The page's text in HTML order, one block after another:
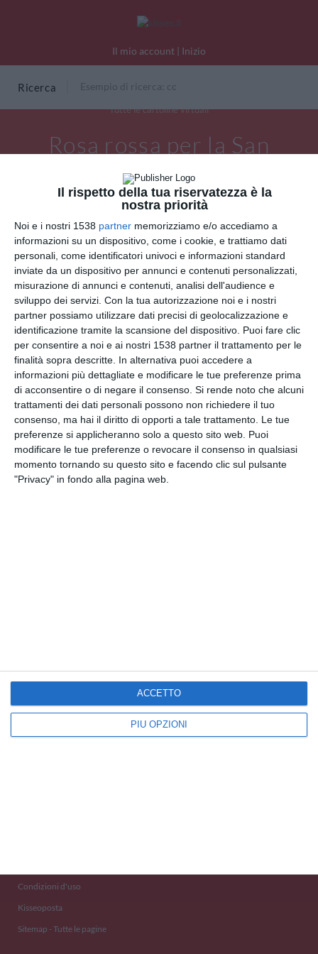
Il rispetto della tua riservatezza è la
nostra priorità
Noi e i nostri 1538 partner memorizziamo e/o accediamo a
informazioni su un dispositivo, come i cookie, e trattiamo dati
personali, come identificatori univoci e informazioni standard
inviate da un dispositivo per annunci e contenuti personalizzati,
misurazione di annunci e contenuti, analisi dell'audience e
sviluppo dei servizi. Con la tua autorizzazione noi e i nostri
partner possiamo utilizzare dati precisi di geolocalizzazione e
identificazione tramite la scansione del dispositivo. Puoi fare clic
per consentire a noi e ai nostri 1538 partner il trattamento per le
finalità sopra descritte. In alternativa puoi accedere a
informazioni più dettagliate e modificare le tue preferenze prima
di acconsentire o di negare il consenso. Si rende noto che alcuni
trattamenti dei dati personali possono non richiedere il tuo
consenso, ma hai il diritto di opporti a tale trattamento. Le tue
preferenze si applicheranno solo a questo sito web. Puoi
modificare le tue preferenze o revocare il consenso in qualsiasi
momento tornando su questo sito e facendo clic sul pulsante
"Privacy" in fondo alla pagina web.
PIÙ OPZIONI
ACCETTO
Il mio account | Inizio
Ricerca
Tutte le cartoline virtuali
Rosa rossa per la San
Valentino
INVIA QUESTA CARTOLINA
via Email (GRATUITO)
CONDIVIDI QUESTA
CARTOLINA
Condizioni d'uso
Kisseoposta
Sitemap - Tutte le pagine